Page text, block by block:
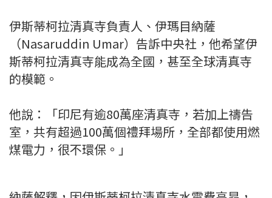
伊斯蒂柯拉清真寺負責人、伊瑪目納薩
（Nasaruddin Umar）告訴中央社，他希望伊
斯蒂柯拉清真寺能成為全國，甚至全球清真寺
的模範。
他說：「印尼有逾80萬座清真寺，若加上禱告
室，共有超過100萬個禮拜場所，全部都使用燃
煤電力，很不環保。」